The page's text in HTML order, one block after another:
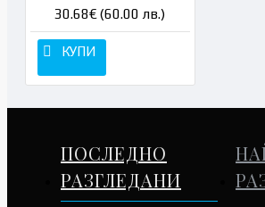
30.68€ (60.00 лв.)
КУПИ
ПОСЛЕДНО
РАЗГЛЕДАНИ